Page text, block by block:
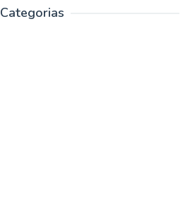
Categorias